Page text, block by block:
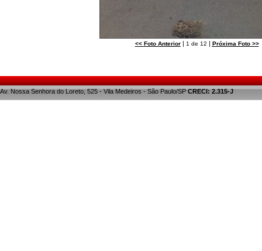
<< Foto Anterior| 1 de 12 | Próxima Foto>>
Av. Nossa Senhora do Loreto, 525 - Vila Medeiros - São Paulo/SPCRECI: 2.315-J